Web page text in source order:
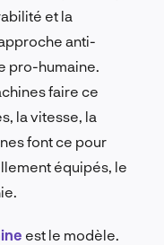
et la
anti-
pro-humaine.
faire ce
la vitesse, la
font ce pour
équipés, le
est le modèle.